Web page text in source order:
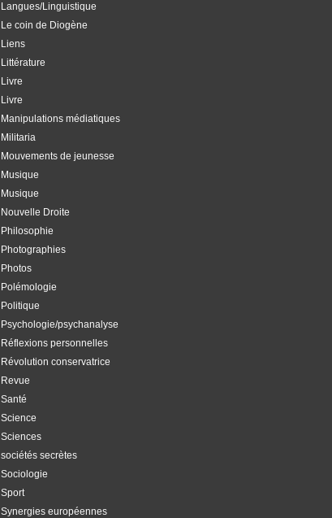
Langues/Linguistique
Le coin de Diogène
Liens
Littérature
Livre
Livre
Manipulations médiatiques
Militaria
Mouvements de jeunesse
Musique
Musique
Nouvelle Droite
Philosophie
Photographies
Photos
Polémologie
Politique
Psychologie/psychanalyse
Réflexions personnelles
Révolution conservatrice
Revue
Santé
Science
Sciences
sociétés secrètes
Sociologie
Sport
Synergies européennes